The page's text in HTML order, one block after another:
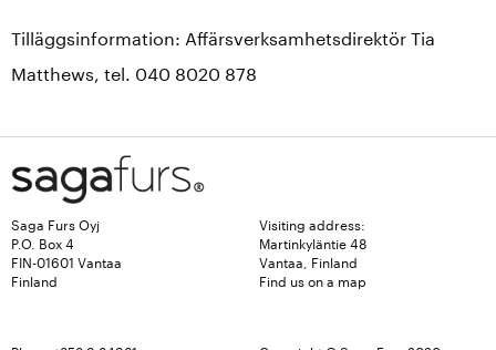
Tilläggsinformation: Affärsverksamhetsdirektör Tia
Matthews, tel. 040 8020 878
Saga Furs Oyj
P.O. Box 4
FIN-01601 Vantaa
Finland
Visiting address:
Martinkyläntie 48
Vantaa, Finland
Find us on a map